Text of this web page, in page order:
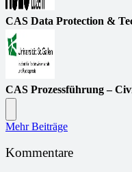
CAS Data Protection &
CAS Prozessführung –
Mehr Beiträge
Kommentare